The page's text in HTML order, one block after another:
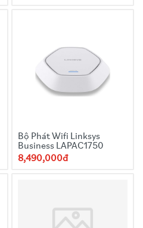
Bộ Phát Wifi Linksys
Business LAPAC1750
8,490,000đ